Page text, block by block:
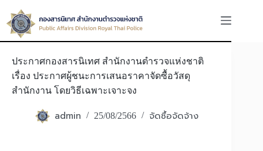
to
content
ประกาศกองสารนิเทศ สำนักงานตำรวจแห่งชาติ
เรื่อง ประกาศผู้ชนะการเสนอราคาจัดซื้อวัสดุ
สำนักงาน โดยวิธีเฉพาะเจาะจง
admin 25/08/2566 จัดซื้อจัดจ้าง